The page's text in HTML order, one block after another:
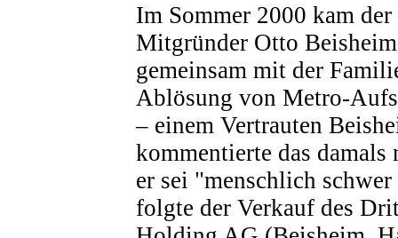
Im Sommer 2000 kam
Mitgründer Otto
gemeinsam mit der
Ablösung von Metro-
– einem Vertrauten
kommentierte das
er sei "menschlich
folgte der Verkauf des